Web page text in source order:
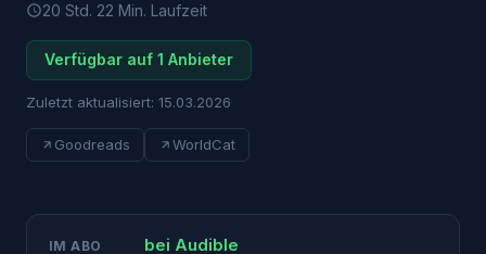
20 Std. 22 Min. Laufzeit
Verfügbar auf 1 Anbieter
Zuletzt aktualisiert: 15.03.2026
Goodreads WorldCat
IM ABO bei Audible